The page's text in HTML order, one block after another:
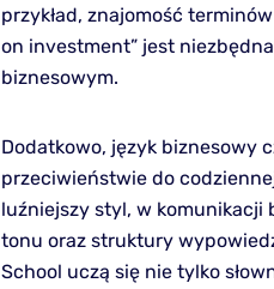
przykład, znajomość
on investment” jest
biznesowym.
Dodatkowo, język biznesowy
przeciwieństwie do
luźniejszy styl, w komunikacji
tonu oraz struktury
School uczą się nie tylko